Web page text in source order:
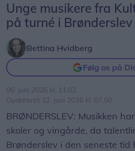
Unge musikere fra
på turné i
Bettina Hvidberg
Følg os på
06. juni 2026 kl. 11.02
Opdateret 12. juni 2026 kl. 07.50
BRØNDERSLEV: Musikken
skoler og vingårde, da
Brønderslev i den seneste